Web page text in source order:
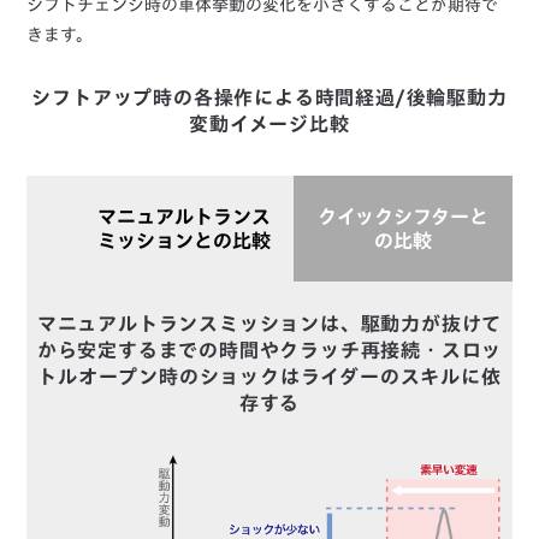
シフトチェンジ時の車体挙動の変化を小さくすることが期待で
きます。
シフトアップ時の各操作による時間経過/後輪駆動力
変動イメージ比較
マニュアルトランス
ミッションとの比較
クイックシフターと
の比較
マニュアルトランスミッションは、駆動力が抜けて
から安定するまでの時間やクラッチ再接続・スロッ
トルオープン時のショックはライダーのスキルに依
存する